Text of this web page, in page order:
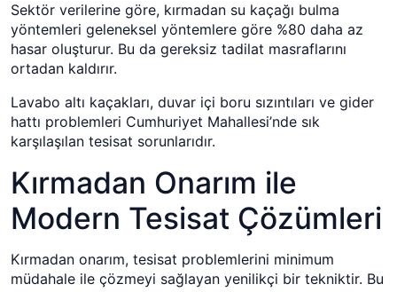
Sektör verilerine göre, kırmadan su kaçağı bulma
yöntemleri geleneksel yöntemlere göre %80 daha az
hasar oluşturur. Bu da gereksiz tadilat masraflarını
ortadan kaldırır.
Lavabo altı kaçakları, duvar içi boru sızıntıları ve gider
hattı problemleri Cumhuriyet Mahallesi’nde sık
karşılaşılan tesisat sorunlarıdır.
Kırmadan Onarım ile
Modern Tesisat Çözümleri
Kırmadan onarım, tesisat problemlerini minimum
müdahale ile çözmeyi sağlayan yenilikçi bir tekniktir. Bu